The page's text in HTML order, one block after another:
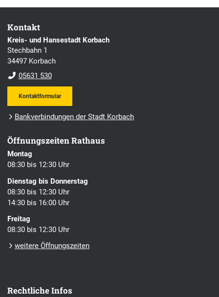
Kontakt
Kreis- und Hansestadt Korbach
Stechbahn 1
34497 Korbach
05631 530
Kontaktformular
Bankverbindungen der Stadt Korbach
Öffnungszeiten Rathaus
Montag
08:30 bis 12:30 Uhr
Dienstag bis Donnerstag
08:30 bis 12:30 Uhr
14:30 bis 16:00 Uhr
Freitag
08:30 bis 12:30 Uhr
weitere Öffnungszeiten
Rechtliche Infos